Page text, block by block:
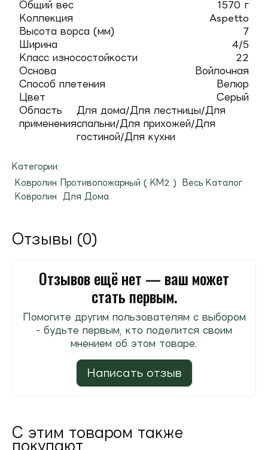
Общий вес
1570 г
Коллекция
Aspetto
Высота ворса (мм)
7
Ширина
4/5
Класс износостойкости
22
Основа
Войлочная
Способ плетения
Велюр
Цвет
Серый
Область
применения
Для дома/Для лестницы/Для
спальни/Для прихожей/Для
гостиной/Для кухни
Категории:
Ковролин Противопожарный ( КМ2 )
Весь Каталог
Ковролин
Для Дома
Отзывы (0)
Отзывов ещё нет — ваш может
стать первым.
Помогите другим пользователям с выбором
- будьте первым, кто поделится своим
мнением об этом товаре.
Написать отзыв
С этим товаром также
покупают